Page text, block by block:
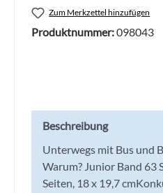
Zum Merkzettel hinzufügen
Produktnummer:098043
Beschreibung
Unterwegs mit Bus und
Warum? Junior Band 63
Seiten, 18 x 19,7